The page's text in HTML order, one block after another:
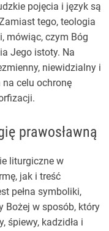
pojęcia i język są
tego, teologia
mówiąc, czym Bóg
Jego istoty. Na
niewidzialny i
celu ochronę
prawosławną
liturgiczne w
jak i treść
pełna symboliki,
Bożej w sposób, który
śpiewy, kadzidła i